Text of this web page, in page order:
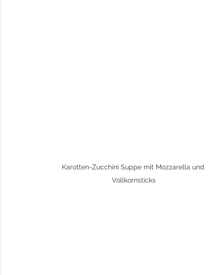
Karotten-Zucchini Suppe mit Mozzarella und
Vollkornsticks